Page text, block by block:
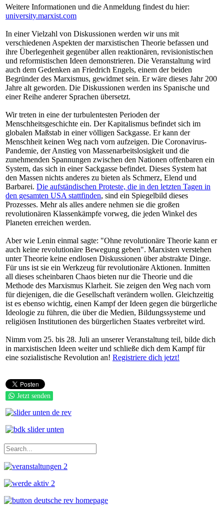
Weitere Informationen und die Anmeldung findest du hier:
university.marxist.com
In einer Vielzahl von Diskussionen werden wir uns mit
verschiedenen Aspekten der marxistischen Theorie befassen und
ihre Überlegenheit gegenüber allen reaktionären, revisionistischen
und reformistischen Ideen demonstrieren. Die Veranstaltung wird
auch dem Gedenken an Friedrich Engels, einem der beiden
Begründer des Marxismus, gewidmet sein. Er wäre dieses Jahr 200
Jahre alt geworden. Die Diskussionen werden ins Spanische und
einer Reihe anderer Sprachen übersetzt.
Wir treten in eine der turbulentesten Perioden der
Menschheitsgeschichte ein. Der Kapitalismus befindet sich im
globalen Maßstab in einer völligen Sackgasse. Er kann der
Menschheit keinen Weg nach vorn aufzeigen. Die Coronavirus-
Pandemie, der Anstieg von Massenarbeitslosigkeit und die
zunehmenden Spannungen zwischen den Nationen offenbaren ein
System, das sich in einer Sackgasse befindet. Dieses System hat
den Massen nichts anderes zu bieten als Schmerz, Elend und
Barbarei. Die aufständischen Proteste, die in den letzten Tagen in
den gesamten USA stattfinden, sind ein Spiegelbild dieses
Prozesses. Mehr als alles andere nehmen sie die großen
revolutionären Klassenkämpfe vorweg, die jeden Winkel des
Planeten erreichen werden.
Aber wie Lenin einmal sagte: "Ohne revolutionäre Theorie kann er
auch keine revolutionäre Bewegung geben". Marxisten verstehen
unter Theorie keine endlosen Diskussionen über abstrakte Dinge.
Für uns ist sie ein Werkzeug für revolutionäre Aktionen. Inmitten
all dieses scheinbaren Chaos bieten nur die Theorie und die
Methode des Marxismus Klarheit. Sie zeigen den Weg nach vorn
für diejenigen, die die Gesellschaft verändern wollen. Gleichzeitig
ist es ebenso wichtig, einen Kampf der Ideen gegen die bürgerliche
Ideologie zu führen, die über die Medien, Bildungssysteme und
religiösen Institutionen des bürgerlichen Staates verbreitet wird.
Nimm vom 25. bis 28. Juli an unserer Veranstaltung teil, bilde dich
in marxistischen Ideen weiter und schließe dich dem Kampf für
eine sozialistische Revolution an! Registriere dich jetzt!
Jetzt senden